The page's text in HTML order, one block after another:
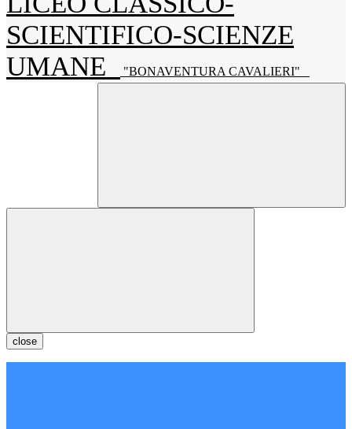
SCIENTIFICO-SCIENZE
UMANE
"BONAVENTURA CAVALIERI"
close